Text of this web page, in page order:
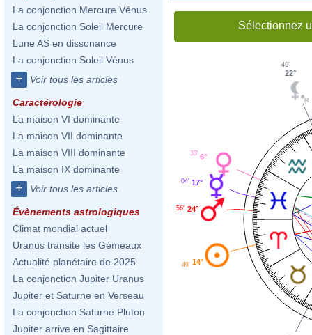
La conjonction Mercure Vénus
La conjonction Soleil Mercure
Lune AS en dissonance
La conjonction Soleil Vénus
+ Voir tous les articles
Caractérologie
La maison VI dominante
La maison VII dominante
La maison VIII dominante
La maison IX dominante
+ Voir tous les articles
Évènements astrologiques
Climat mondial actuel
Uranus transite les Gémeaux
Actualité planétaire de 2025
La conjonction Jupiter Uranus
Jupiter et Saturne en Verseau
La conjonction Saturne Pluton
Jupiter arrive en Sagittaire
Sélectionnez
22°
49'
6°
33'
17°
04'
24°
56'
14°
49'